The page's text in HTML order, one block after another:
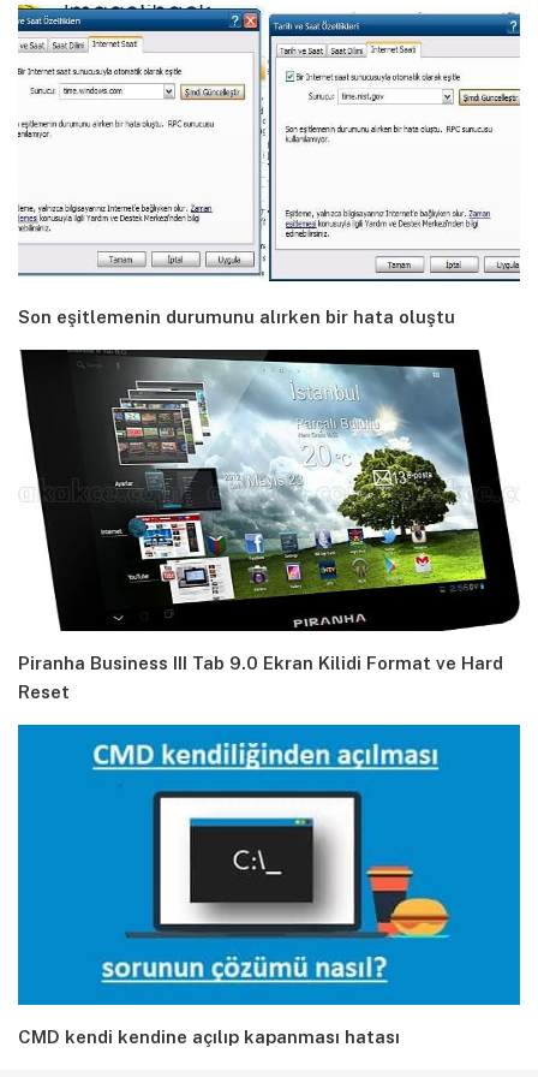
Son eşitlemenin durumunu alırken bir hata oluştu
Piranha Business III Tab 9.0 Ekran Kilidi Format ve Hard
Reset
CMD kendi kendine açılıp kapanması hatası